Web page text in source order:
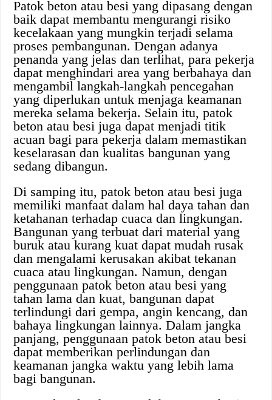
Patok beton atau besi yang dipasang dengan
baik dapat membantu mengurangi risiko
kecelakaan yang mungkin terjadi selama
proses pembangunan. Dengan adanya
penanda yang jelas dan terlihat, para pekerja
dapat menghindari area yang berbahaya dan
mengambil langkah-langkah pencegahan
yang diperlukan untuk menjaga keamanan
mereka selama bekerja. Selain itu, patok
beton atau besi juga dapat menjadi titik
acuan bagi para pekerja dalam memastikan
keselarasan dan kualitas bangunan yang
sedang dibangun.
Di samping itu, patok beton atau besi juga
memiliki manfaat dalam hal daya tahan dan
ketahanan terhadap cuaca dan lingkungan.
Bangunan yang terbuat dari material yang
buruk atau kurang kuat dapat mudah rusak
dan mengalami kerusakan akibat tekanan
cuaca atau lingkungan. Namun, dengan
penggunaan patok beton atau besi yang
tahan lama dan kuat, bangunan dapat
terlindungi dari gempa, angin kencang, dan
bahaya lingkungan lainnya. Dalam jangka
panjang, penggunaan patok beton atau besi
dapat memberikan perlindungan dan
keamanan jangka waktu yang lebih lama
bagi bangunan.